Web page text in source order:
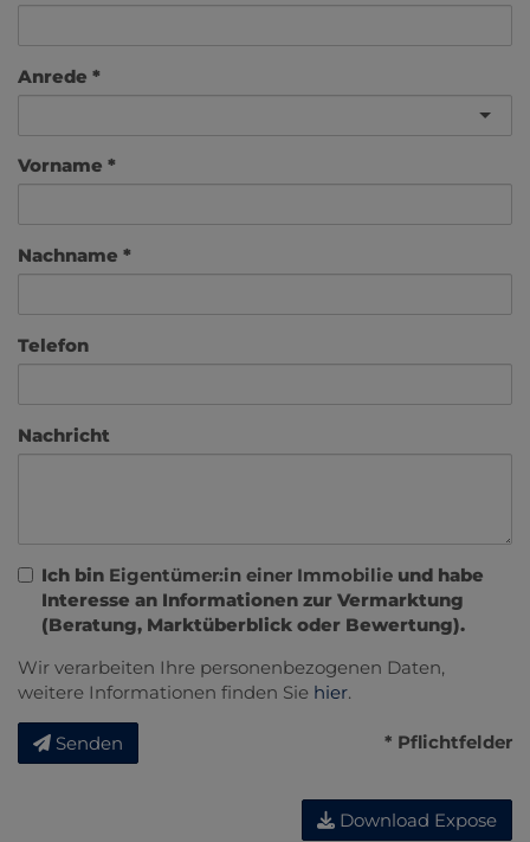
Anrede
Vorname
Nachname
Telefon
Nachricht
Ich bin Eigentümer:in einer Immobilie und habe
Interesse an Informationen zur Vermarktung
(Beratung, Marktüberblick oder Bewertung).
Wir verarbeiten Ihre personenbezogenen Daten,
weitere Informationen finden Sie hier.
Senden * Pflichtfelder
Download Expose